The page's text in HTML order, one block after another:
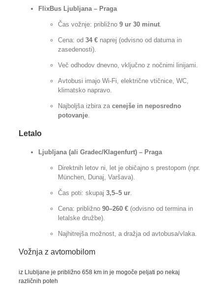
FlixBus Ljubljana – Praga
Čas vožnje: približno 9 ur 30 minut
Cena: od 34 € naprej (odvisno od datuma in
zasedenosti).
Več odhodov dnevno, vključno z nočnimi linijami.
Avtobusi imajo Wi-Fi, električne vtičnice, WC,
klimatsko napravo.
Najboljša izbira za cenejše in neposredno
potovanje
Letalo
Ljubljana (ali Gradec/Klagenfurt) – Praga
Direktnih letov ni, let je običajno s prestopom (npr.
München, Dunaj, Varšava).
Čas poti: skupaj 3,5–5 ur
Cena: približno 90–260 € (odvisno od termina in
letalske družbe).
Najhitrejša možnost, a dražja od avtobusa/vlaka.
Vožnja z avtomobilom
iz Llubljane je približno 658 km in je mogoče peljati po nekaj
različnih poteh